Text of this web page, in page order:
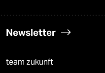
Newsletter
team zukunft